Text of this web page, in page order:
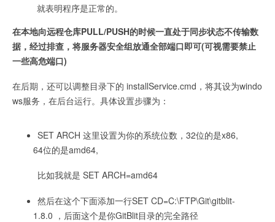
就表明程序是正常的。
在本地向远程仓库PULL/PUSH的时候一直处于同步状态不传输数
据，经过排查，将服务器安全组放通全部端口即可(可视需要禁止
一些高危端口)
在后期，还可以调整目录下的 installService.cmd，将其设为windo
ws服务，在后台运行。具体设置步骤为：
SET ARCH 这里设置为你的系统位数，32位的是x86,
64位的是amd64,
比如我就是 SET ARCH=amd64
然后在这个下面添加一行SET CD=C:\FTP\Git\gitblit-
1.8.0 ，后面这个是你GitBlit目录的完全路径